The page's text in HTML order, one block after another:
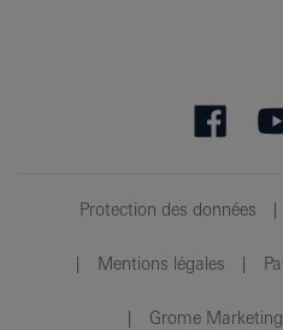
Protection des données
Mentions légales
Grome